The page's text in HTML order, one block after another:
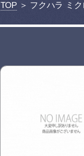
TOP＞ フクハラ ミク